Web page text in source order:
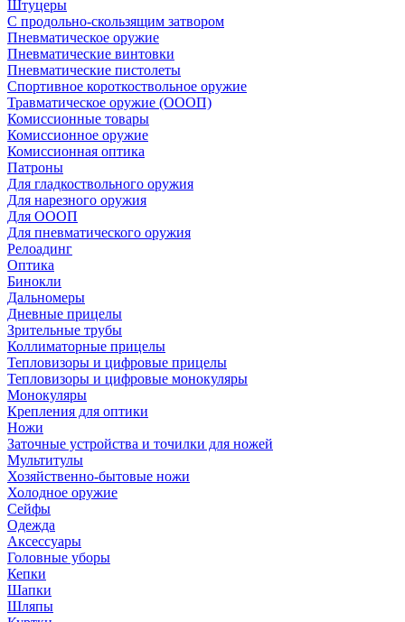
Штуцеры
С продольно-скользящим затвором
Пневматическое оружие
Пневматические винтовки
Пневматические пистолеты
Спортивное короткоствольное оружие
Травматическое оружие (ОООП)
Комиссионные товары
Комиссионное оружие
Комиссионная оптика
Патроны
Для гладкоствольного оружия
Для нарезного оружия
Для ОООП
Для пневматического оружия
Релоадинг
Оптика
Бинокли
Дальномеры
Дневные прицелы
Зрительные трубы
Коллиматорные прицелы
Тепловизоры и цифровые прицелы
Тепловизоры и цифровые монокуляры
Монокуляры
Крепления для оптики
Ножи
Заточные устройства и точилки для ножей
Мультитулы
Хозяйственно-бытовые ножи
Холодное оружие
Сейфы
Одежда
Аксессуары
Головные уборы
Кепки
Шапки
Шляпы